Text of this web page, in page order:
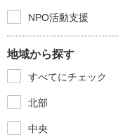
NPO活動支援
地域から探す
すべてにチェック
北部
中央